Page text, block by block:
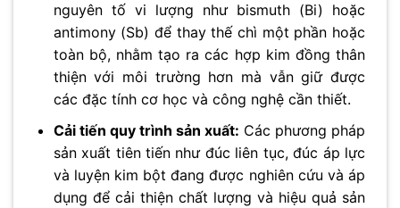
nguyên tố vi lượng như bismuth (Bi) hoặc
antimony (Sb) để thay thế chì một phần hoặc
toàn bộ, nhằm tạo ra các hợp kim đồng thân
thiện với môi trường hơn mà vẫn giữ được
các đặc tính cơ học và công nghệ cần thiết.
Cải tiến quy trình sản xuất: Các phương pháp
sản xuất tiên tiến như đúc liên tục, đúc áp lực
và luyện kim bột đang được nghiên cứu và áp
dụng để cải thiện chất lượng và hiệu quả sản